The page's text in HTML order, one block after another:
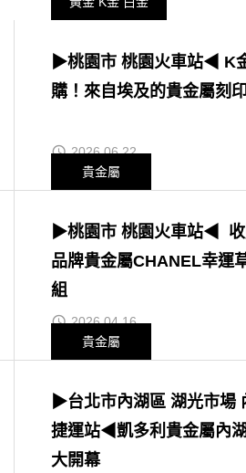
▶桃園市 桃園火車站◀ K
購！來自埃及的貴金屬刻
2026.06.22
貴金屬
▶桃園市 桃園火車站◀ 收
品牌貴金屬CHANEL幸運
組
2026.04.16
貴金屬
▶台北市內湖區 湖光市場
捷運站◀凱多利貴金屬內
大開幕